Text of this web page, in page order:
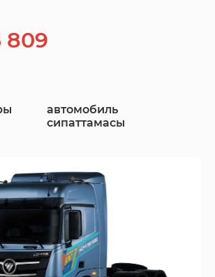
809
автомобиль
сипаттамасы